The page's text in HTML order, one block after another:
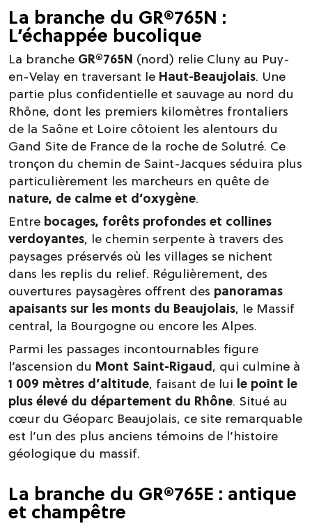
La branche du GR®765N :
L’échappée bucolique
La branche GR®765N (nord) relie Cluny au Puy-
en-Velay en traversant le Haut-Beaujolais. Une
partie plus confidentielle et sauvage au nord du
Rhône, dont les premiers kilomètres frontaliers
de la Saône et Loire côtoient les alentours du
Gand Site de France de la roche de Solutré. Ce
tronçon du chemin de Saint-Jacques séduira plus
particulièrement les marcheurs en quête de
nature, de calme et d’oxygène.
Entre bocages, forêts profondes et collines
verdoyantes, le chemin serpente à travers des
paysages préservés où les villages se nichent
dans les replis du relief. Régulièrement, des
ouvertures paysagères offrent des panoramas
apaisants sur les monts du Beaujolais, le Massif
central, la Bourgogne ou encore les Alpes.
Parmi les passages incontournables figure
l’ascension du Mont Saint-Rigaud, qui culmine à
1 009 mètres d’altitude, faisant de lui le point le
plus élevé du département du Rhône. Situé au
cœur du Géoparc Beaujolais, ce site remarquable
est l’un des plus anciens témoins de l’histoire
géologique du massif.
La branche du GR®765E : antique
et champêtre